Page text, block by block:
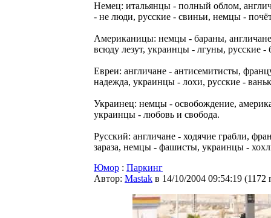
Немец: итальянцы - полный облом,
- не люди, русские - свиньи, немцы -
Американицы: немцы - бараны,
всюду лезут, украинцы - лгуны, русские
Евреи: англичане - антисемитисты,
надежда, украинцы - лохи, русские -
Украинец: немцы - освобождение,
украинцы - любовь и свобода.
Русский: англичане - ходячие грабли,
зараза, немцы - фашисты, украинцы -
Юмор : Паркинг
Автор: Мastak в 14/10/2004 09:54:19 (1172